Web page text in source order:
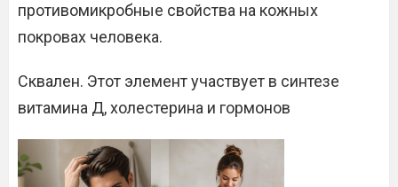
противомикробные свойства на кожных
покровах человека.
Сквален. Этот элемент участвует в синтезе
витамина Д, холестерина и гормонов